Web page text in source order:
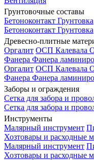
Грунтовочные составы
Бетоноконтакт Грунтовка
Бетоноконтакт Грунтовка
Древесно-плитные
Оргалит ОСП Калевала
Фанера Фанера
Оргалит ОСП Калевала
Фанера Фанера
Заборы и ограждения
Сетка для забора и
Сетка для забора и
Инструменты
Малярный инструмент
Хозтовары и расходные
Малярный инструмент
Хозтовары и расходные